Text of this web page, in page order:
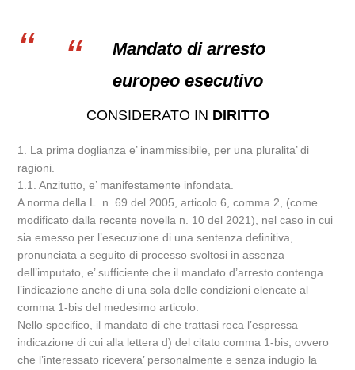
Mandato di arresto
europeo esecutivo
CONSIDERATO IN DIRITTO
1. La prima doglianza e’ inammissibile, per una pluralita’ di
ragioni.
1.1. Anzitutto, e’ manifestamente infondata.
A norma della L. n. 69 del 2005, articolo 6, comma 2, (come
modificato dalla recente novella n. 10 del 2021), nel caso in cui
sia emesso per l’esecuzione di una sentenza definitiva,
pronunciata a seguito di processo svoltosi in assenza
dell’imputato, e’ sufficiente che il mandato d’arresto contenga
l’indicazione anche di una sola delle condizioni elencate al
comma 1-bis del medesimo articolo.
Nello specifico, il mandato di che trattasi reca l’espressa
indicazione di cui alla lettera d) del citato comma 1-bis, ovvero
che l’interessato ricevera’ personalmente e senza indugio la